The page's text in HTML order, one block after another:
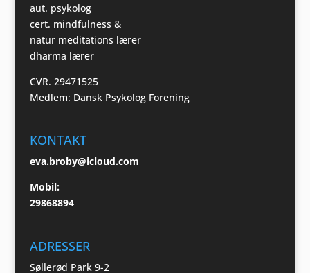
aut. psykolog
cert. mindfulness &
natur meditations lærer
dharma lærer
CVR. 29471525
Medlem: Dansk Psykolog Forening
KONTAKT
eva.broby@icloud.com
Mobil:
29868894
ADRESSER
Søllerød Park 9-2